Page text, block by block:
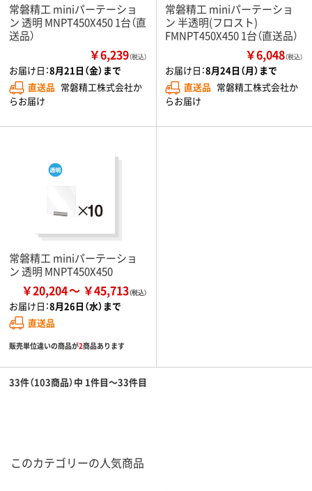
常磐精工 miniパーテーショ
ン 透明 MNPT450X450 1台（直
送品）
￥6,239（税込）
お届け日：8月21日（金）まで
直送品 常磐精工株式会社か
らお届け
常磐精工 miniパーテーショ
ン 半透明(フロスト)
FMNPT450X450 1台（直送品）
￥6,048（税込）
お届け日：8月24日（月）まで
直送品 常磐精工株式会社か
らお届け
常磐精工 miniパーテーショ
ン 透明 MNPT450X450
￥20,204 ￥45,713
お届け日：8月26日（水）まで
直送品
販売単位違いの商品が2商品あります
33件（103商品）中 1件目～33件目
このカテゴリーの人気商品